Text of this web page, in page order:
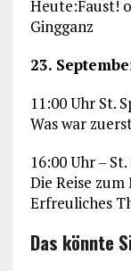
Heute:Faust!
Gingganz
23.
11:00 Uhr St.
Was war
16:00 Uhr –
Die Reise
Erfreuliches
Das könnte